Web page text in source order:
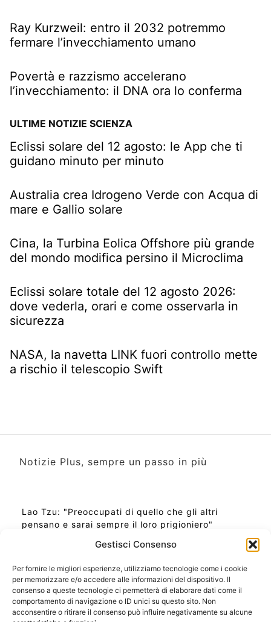
Gestisci Consenso
Per fornire le migliori esperienze, utilizziamo tecnologie come i cookie
per memorizzare e/o accedere alle informazioni del dispositivo. Il
consenso a queste tecnologie ci permetterà di elaborare dati come il
comportamento di navigazione o ID unici su questo sito. Non
acconsentire o ritirare il consenso può influire negativamente su alcune
Ray Kurzweil: entro il 2032 potremmo
fermare l’invecchiamento umano
Povertà e razzismo accelerano
l’invecchiamento: il DNA ora lo conferma
ULTIME NOTIZIE SCIENZA
Eclissi solare del 12 agosto: le App che ti
guidano minuto per minuto
Australia crea Idrogeno Verde con Acqua di
mare e Gallio solare
Cina, la Turbina Eolica Offshore più grande
del mondo modifica persino il Microclima
Eclissi solare totale del 12 agosto 2026:
dove vederla, orari e come osservarla in
sicurezza
NASA, la navetta LINK fuori controllo mette
a rischio il telescopio Swift
Notizie Plus, sempre un passo in più
Lao Tzu: "Preoccupati di quello che gli altri
pensano e sarai sempre il loro prigioniero"
Ora Esatta in Italia in questo momento
Ti Senti Strano Ultimamente? Potrebbe Essere per
la Risonanza di Schumann
Come Sapere Se Stai Ascendendo alla Quinta